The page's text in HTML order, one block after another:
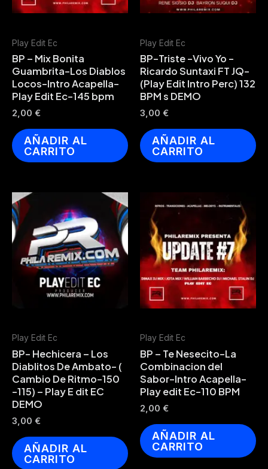
Play Edit Ec
BP – Mix Bonita
Guambrita-Los Diablos
Locos-Intro Acapella-
Play Edit Ec-145 bpm
2,00 €
AÑADIR AL
CARRITO
Play Edit Ec
BP-Triste -Vivo Yo -
Ricardo Suntaxi FT JQ-
(Play Edit Intro Perc) 132
BPM s DEMO
3,00 €
AÑADIR AL
CARRITO
Play Edit Ec
BP- Hechicera – Los
Diablitos De Ambato- (
Cambio De Ritmo-150
-115) – Play E dit EC
DEMO
3,00 €
AÑADIR AL
CARRITO
Play Edit Ec
BP – Te Nesecito-La
Combinacion del
Sabor-Intro Acapella-
Play edit Ec-110 BPM
2,00 €
AÑADIR AL
CARRITO